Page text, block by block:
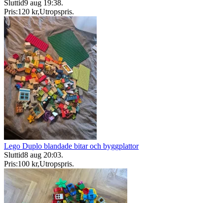
Sluttid9 aug 19:38.
Pris:120 kr,Utropspris.
Lego Duplo blandade bitar och byggplattor
Sluttid8 aug 20:03.
Pris:100 kr,Utropspris.